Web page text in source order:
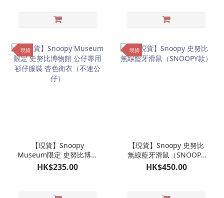
現貨
【現貨】Snoopy
Museum限定 史努比博物
館 公仔專用衫仔服裝 杏色
HK$235.00
現貨
【現貨】Snoopy 史努比
無線藍牙滑鼠（SNOOPY
款）
HK$450.00